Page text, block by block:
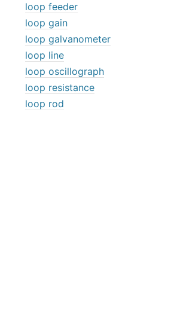
loop feeder
loop gain
loop galvanometer
loop line
loop oscillograph
loop resistance
loop rod